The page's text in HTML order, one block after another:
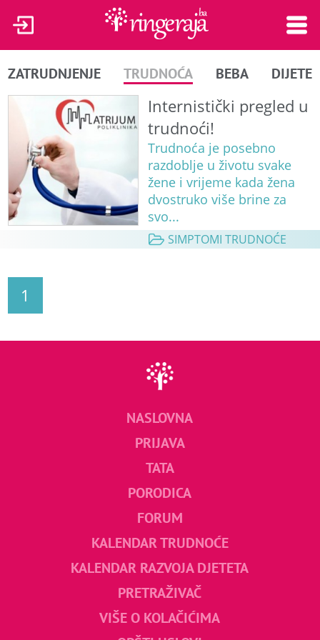
ZATRUDNJENJE TRUDNOĆA BEBA DIJETE
Internistički pregled u
trudnoći!
Trudnoća je posebno
razdoblje u životu svake
žene i vrijeme kada žena
dvostruko više brine za
svo...
SIMPTOMI TRUDNOĆE
1
NASLOVNA
PRIJAVA
TATA
PORODICA
FORUM
KALENDAR TRUDNOĆE
KALENDAR RAZVOJA DJETETA
PRETRAŽIVAČ
VIŠE O KOLAČIĆIMA